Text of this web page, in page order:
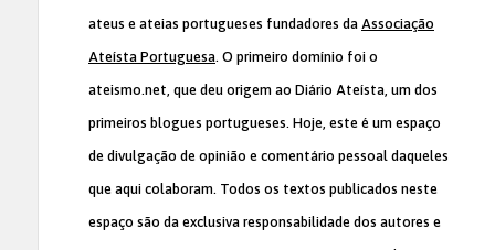
ateus e ateias portugueses fundadores da Associação
Ateísta Portuguesa. O primeiro domínio foi o
ateismo.net, que deu origem ao Diário Ateísta, um dos
primeiros blogues portugueses. Hoje, este é um espaço
de divulgação de opinião e comentário pessoal daqueles
que aqui colaboram. Todos os textos publicados neste
espaço são da exclusiva responsabilidade dos autores e